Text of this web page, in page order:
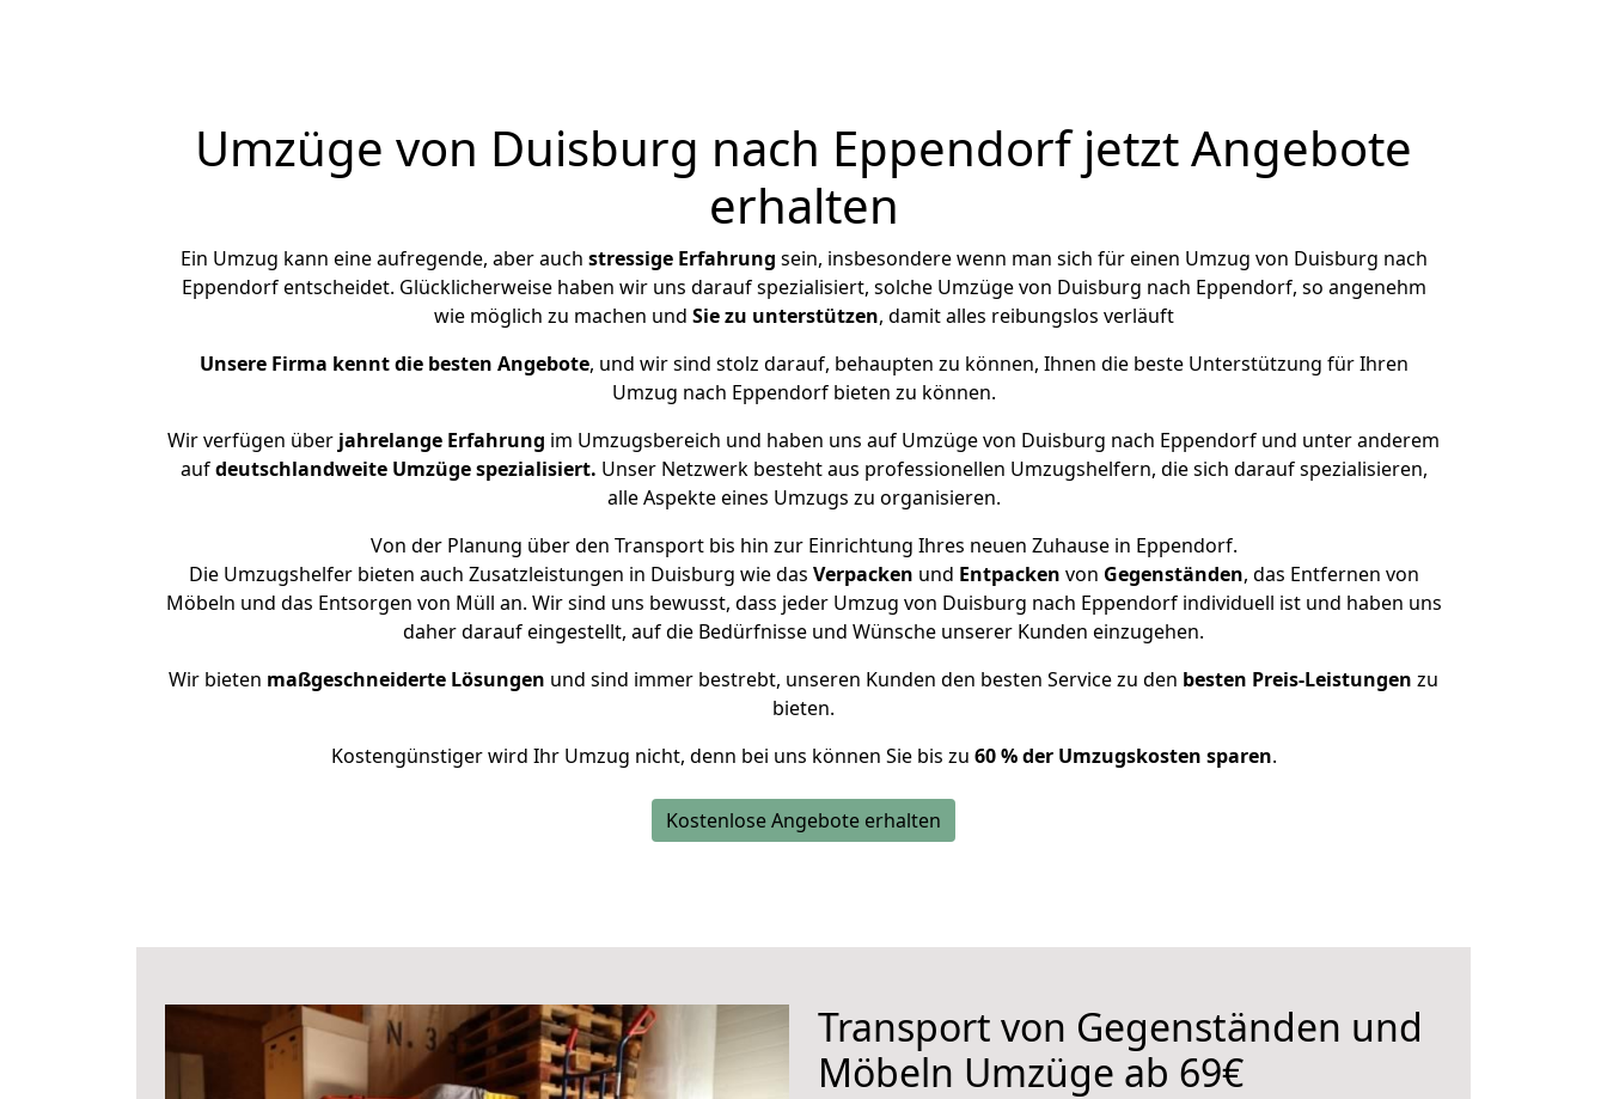
Umzüge von Duisburg nach Eppendorf jetzt Angebote
erhalten
Ein Umzug kann eine aufregende, aber auch stressige Erfahrung sein, insbesondere wenn man sich für einen Umzug von Duisburg nach
Eppendorf entscheidet. Glücklicherweise haben wir uns darauf spezialisiert, solche Umzüge von Duisburg nach Eppendorf, so angenehm
wie möglich zu machen und Sie zu unterstützen, damit alles reibungslos verläuft
Unsere Firma kennt die besten Angebote, und wir sind stolz darauf, behaupten zu können, Ihnen die beste Unterstützung für Ihren
Umzug nach Eppendorf bieten zu können.
Wir verfügen über jahrelange Erfahrung im Umzugsbereich und haben uns auf Umzüge von Duisburg nach Eppendorf und unter anderem
aufdeutschlandweite Umzüge spezialisiert. Unser Netzwerk besteht aus professionellen Umzugshelfern, die sich darauf spezialisieren,
alle Aspekte eines Umzugs zu organisieren.
Von der Planung über den Transport bis hin zur Einrichtung Ihres neuen Zuhause in Eppendorf.
Die Umzugshelfer bieten auch Zusatzleistungen in Duisburg wie das Verpacken und Entpacken von Gegenständen, das Entfernen von
Möbeln und das Entsorgen von Müll an. Wir sind uns bewusst, dass jeder Umzug von Duisburg nach Eppendorf individuell ist und haben uns
daher darauf eingestellt, auf die Bedürfnisse und Wünsche unserer Kunden einzugehen.
Wir bieten maßgeschneiderte Lösungen und sind immer bestrebt, unseren Kunden den besten Service zu den besten Preis-Leistungen zu
bieten.
Kostengünstiger wird Ihr Umzug nicht, denn bei uns können Sie bis zu 60 % der Umzugskosten sparen.
Kostenlose Angebote erhalten
Transport von Gegenständen und
Möbeln Umzüge ab 69€